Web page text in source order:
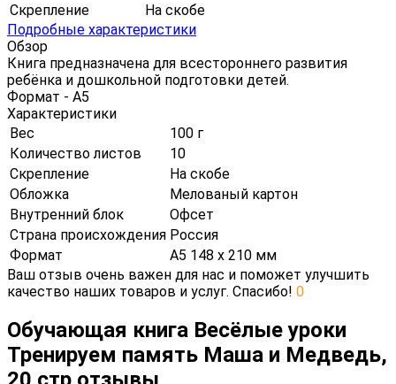
Скрепление
На скобе
Подробные характеристики
Обзор
Книга предназначена для всестороннего развития
ребёнка и дошкольной подготовки детей.
Формат - А5
Характеристики
Вес
100 г
Количество листов
10
Скрепление
На скобе
Обложка
Мелованый картон
Внутренний блок
Офсет
Страна происхождения Россия
Формат
А5 148 х 210 мм
Ваш отзыв очень важен для нас и поможет улучшить
качество наших товаров и услуг. Спасибо! 0
Обучающая книга Весёлые уроки
Тренируем память Маша и Медведь,